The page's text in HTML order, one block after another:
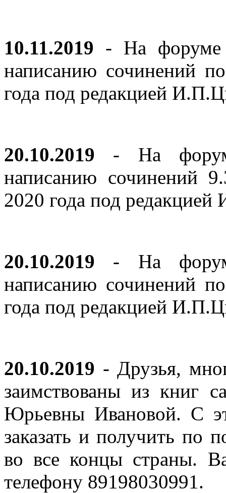
10.11.2019 - На форуме
написанию сочинений
года под редакцией
20.10.2019 - На
написанию сочинений
2020 года под
20.10.2019 - На
написанию сочинений
года под редакцией
20.10.2019 - Друзья,
заимствованы из книг
Юрьевны Ивановой. С
заказать и получить по
во все концы страны.
телефону 89198030991.